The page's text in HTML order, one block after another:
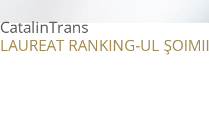
CatalinTrans
LAUREAT RANKING-UL ȘOIMII